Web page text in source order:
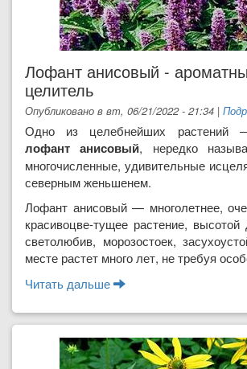
Лофант анисовый -
целитель
Опубликовано в вт, 06/21/2022 - 21:34 |
Одно из целебнейших рас­тений
лофант анисовый, нередко
многочисленные, удивительные
северным жень­шенем.
Лофант анисовый — многолет­нее,
красивоцве-тущее растение,
светолюбив, морозостоек,
месте растет много лет, не требуя
Читать дальше